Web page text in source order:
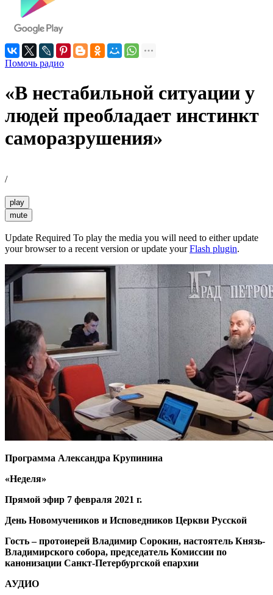
Помочь радио
«В нестабильной ситуации у
людей преобладает инстинкт
саморазрушения»
/
play
mute
Update Required To play the media you will need to either update
your browser to a recent version or update yourFlash plugin.
Программа Александра Крупинина
«Неделя»
Прямой эфир 7 февраля 2021 г.
День Новомучеников и Исповедников Церкви Русской
Гость – протоиерей Владимир Сорокин, настоятель Князь-
Владимирского собора, председатель Комиссии по
канонизации Санкт-Петербургской епархии
АУДИО